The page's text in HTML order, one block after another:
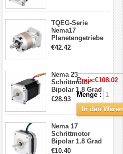
TQEG-Serie
Nema17
Planetengetriebe
5:1 Spiel 15Arc-
€42.42
Nema 23
Schrittmotor
Bipolar 1,8 Grad
2,83Nm 4 A 2,26V
CNC Hybrid-
Schrittmotor mit 8
Anschlüssen
€28.93
Nema 17
Schrittmotor
Bipolar 1.8 Grad
8.7Ncm 1A 3.5V 4
€10.40
Preis:€108.02
Menge :
In den